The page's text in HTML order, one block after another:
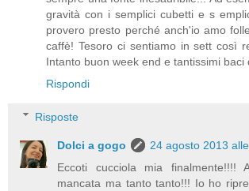
gravità con i semplici cubetti e s
provero presto perché anch'io amo
caffè! Tesoro ci sentiamo in sett così
Intanto buon week end e tantissimi baci
Rispondi
Risposte
Dolci a gogo
24 agosto 2013
Eccoti cucciola mia finalmente!!!!
mancata ma tanto tanto!!! Io ho